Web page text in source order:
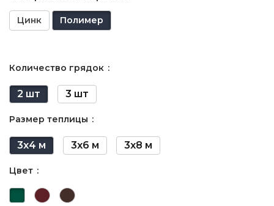
Цинк Полимер
Количество грядок
2 шт 3 шт
Размер теплицы
3х4 м 3х6 м 3х8 м
Цвет